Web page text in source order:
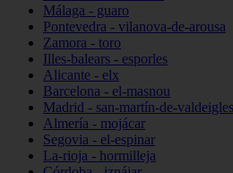
Málaga - guaro
Pontevedra - vilanova-de-arousa
Zamora - toro
Illes-balears - esporles
Alicante - elx
Barcelona - el-masnou
Madrid - san-martín-de-
Almería - mojácar
Segovia - el-espinar
La-rioja - hormilleja